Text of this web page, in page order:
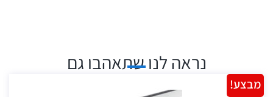
נראה לנו שתאהבו גם
מבצע!